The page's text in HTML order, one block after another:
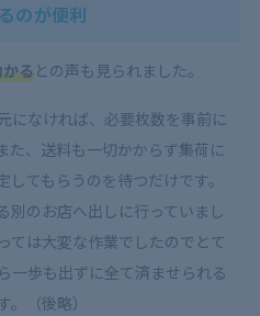
のが便利
るとの声も見られました。
になければ、必要枚数を事前に
た、送料も一切かからず集荷に
てもらうのを待つだけです。
別のお店へ出しに行っていまし
ては大変な作業でしたのでとて
一歩も出ずに全て済ませられる
（後略）